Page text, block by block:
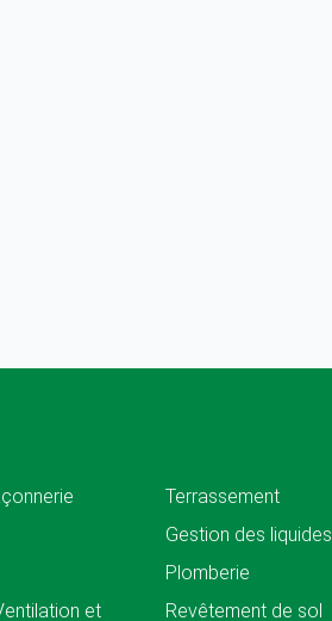
Terrassement
Gestion des liquides
Plomberie
et Revêtement de sol